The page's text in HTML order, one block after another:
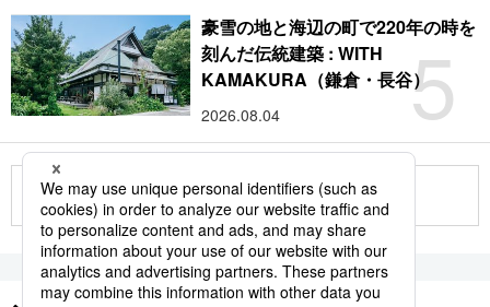
5
豪雪の地と海辺の町で220年の時を
刻んだ伝統建築 : WITH
KAMAKURA（鎌倉・長谷）
2026.08.04
もっと見る